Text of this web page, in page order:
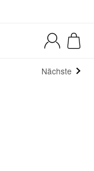
Nächste